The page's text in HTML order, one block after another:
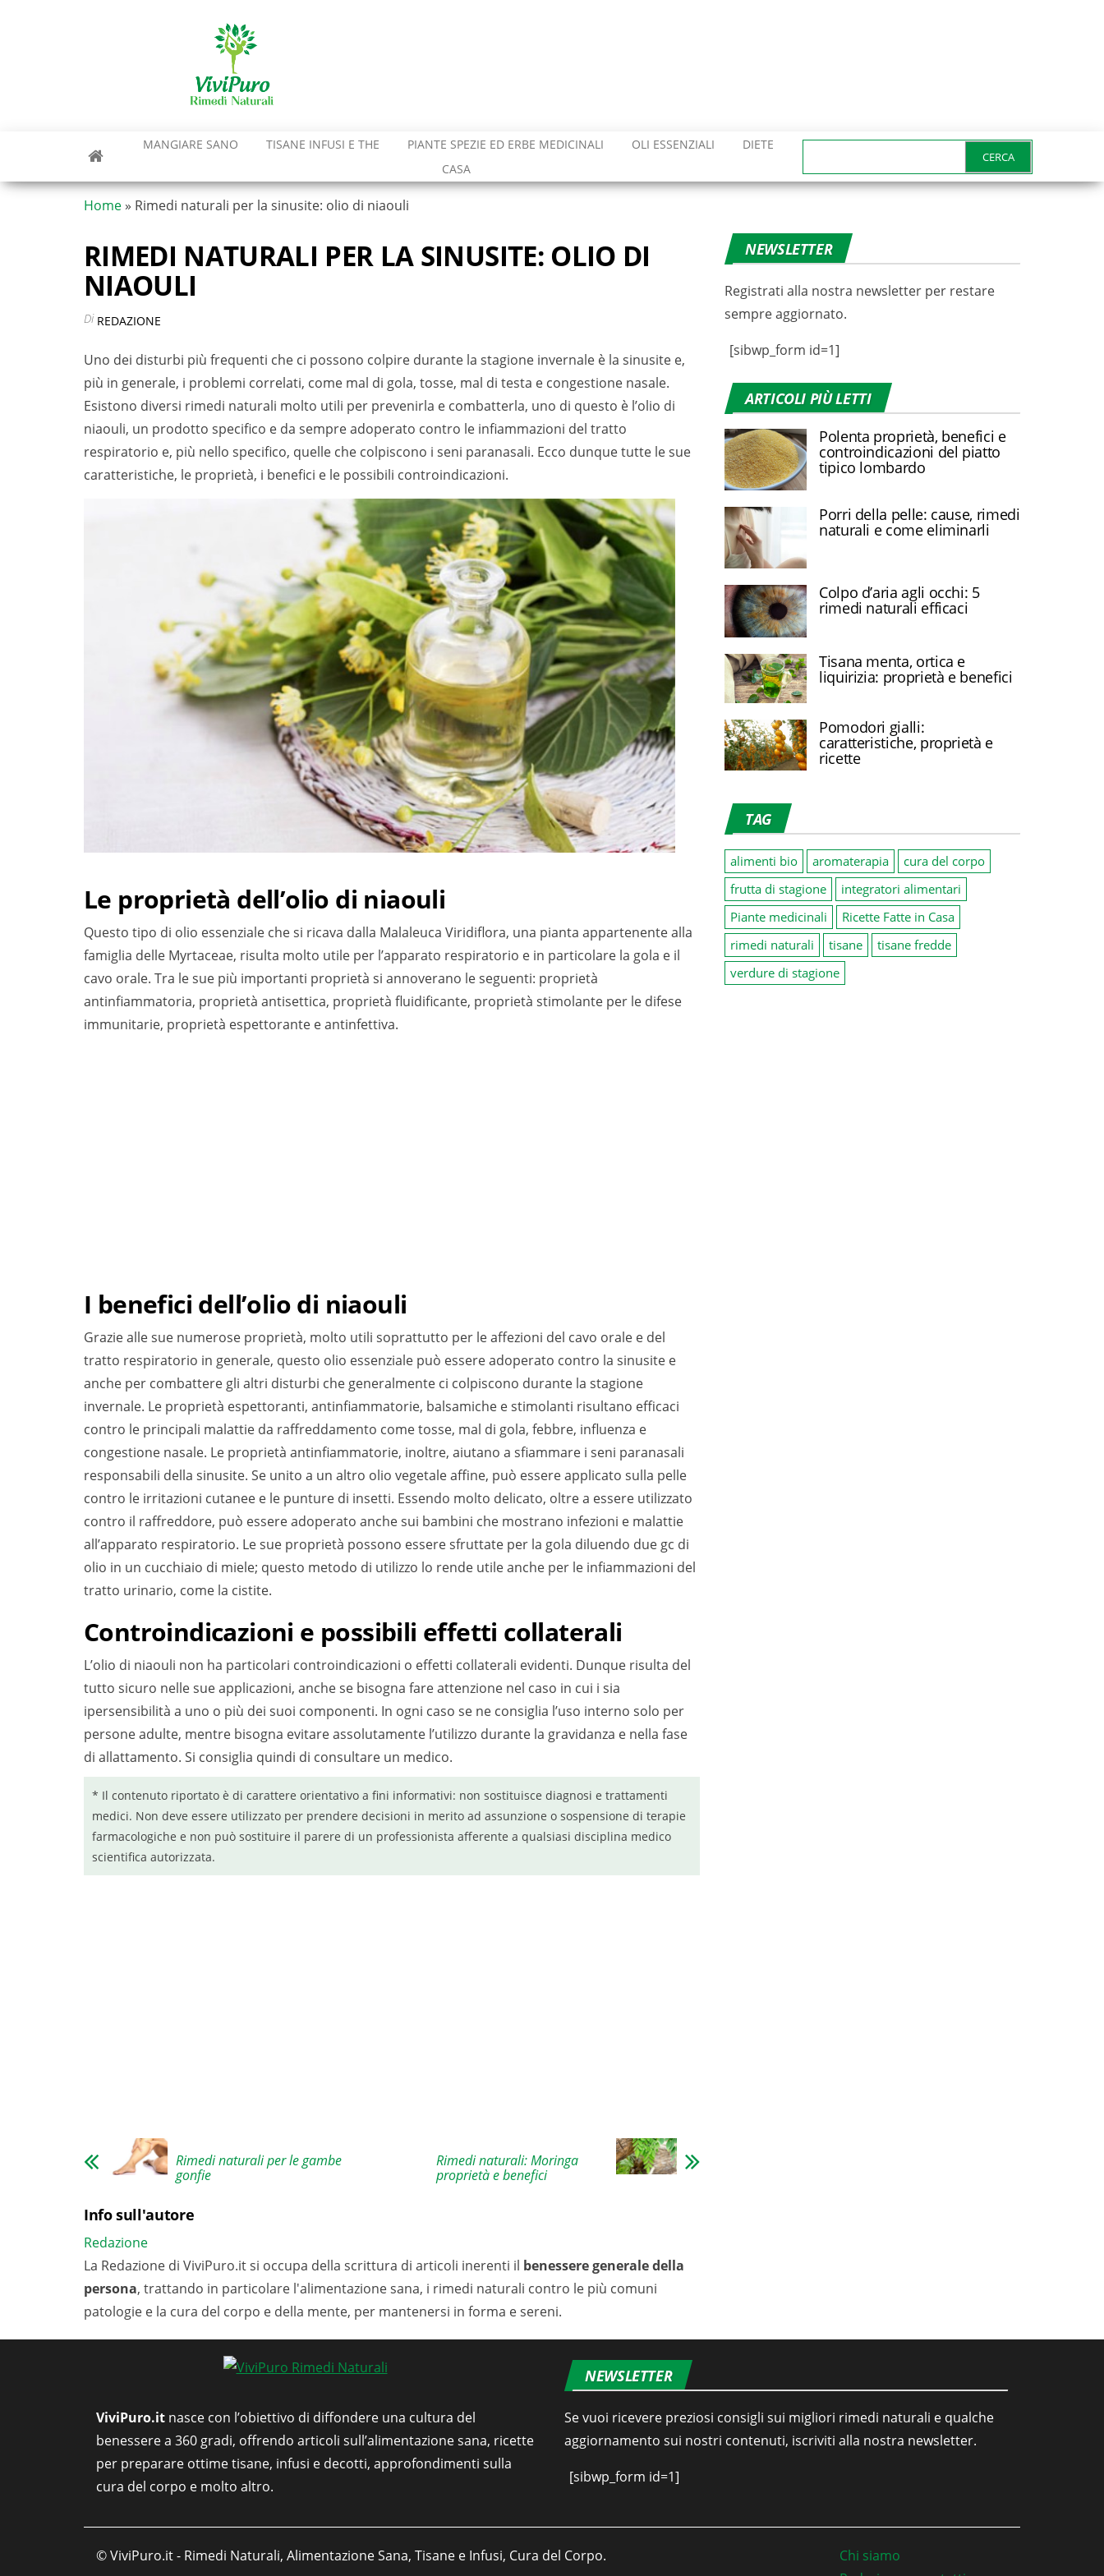
MANGIARE SANO TISANE INFUSI E THE PIANTE SPEZIE ED ERBE MEDICINALI OLI ESSENZIALI
DIETE
CASA
per:
Home » Rimedi naturali per la sinusite: olio di niaouli
RIMEDI NATURALI PER LA SINUSITE: OLIO DI
NIAOULI
Di REDAZIONE
Uno dei disturbi più frequenti che ci possono colpire durante la stagione invernale è la sinusite e,
più in generale, i problemi correlati, come mal di gola, tosse, mal di testa e congestione nasale.
Esistono diversi rimedi naturali molto utili per prevenirla e combatterla, uno di questo è l’olio di
niaouli, un prodotto specifico e da sempre adoperato contro le infiammazioni del tratto
respiratorio e, più nello specifico, quelle che colpiscono i seni paranasali. Ecco dunque tutte le sue
caratteristiche, le proprietà, i benefici e le possibili controindicazioni.
Le proprietà dell’olio di niaouli
Questo tipo di olio essenziale che si ricava dalla Malaleuca Viridiflora, una pianta appartenente alla
famiglia delle Myrtaceae, risulta molto utile per l’apparato respiratorio e in particolare la gola e il
cavo orale. Tra le sue più importanti proprietà si annoverano le seguenti: proprietà
antinfiammatoria, proprietà antisettica, proprietà fluidificante, proprietà stimolante per le difese
immunitarie, proprietà espettorante e antinfettiva.
I benefici dell’olio di niaouli
Grazie alle sue numerose proprietà, molto utili soprattutto per le affezioni del cavo orale e del
tratto respiratorio in generale, questo olio essenziale può essere adoperato contro la sinusite e
anche per combattere gli altri disturbi che generalmente ci colpiscono durante la stagione
invernale. Le proprietà espettoranti, antinfiammatorie, balsamiche e stimolanti risultano efficaci
contro le principali malattie da raffreddamento come tosse, mal di gola, febbre, influenza e
congestione nasale. Le proprietà antinfiammatorie, inoltre, aiutano a sfiammare i seni paranasali
responsabili della sinusite. Se unito a un altro olio vegetale affine, può essere applicato sulla pelle
contro le irritazioni cutanee e le punture di insetti. Essendo molto delicato, oltre a essere utilizzato
contro il raffreddore, può essere adoperato anche sui bambini che mostrano infezioni e malattie
all’apparato respiratorio. Le sue proprietà possono essere sfruttate per la gola diluendo due gc di
olio in un cucchiaio di miele; questo metodo di utilizzo lo rende utile anche per le infiammazioni del
tratto urinario, come la cistite.
Controindicazioni e possibili effetti collaterali
L’olio di niaouli non ha particolari controindicazioni o effetti collaterali evidenti. Dunque risulta del
tutto sicuro nelle sue applicazioni, anche se bisogna fare attenzione nel caso in cui i sia
ipersensibilità a uno o più dei suoi componenti. In ogni caso se ne consiglia l’uso interno solo per
persone adulte, mentre bisogna evitare assolutamente l’utilizzo durante la gravidanza e nella fase
di allattamento. Si consiglia quindi di consultare un medico.
* Il contenuto riportato è di carattere orientativo a fini informativi: non sostituisce diagnosi e trattamenti
medici. Non deve essere utilizzato per prendere decisioni in merito ad assunzione o sospensione di terapie
farmacologiche e non può sostituire il parere di un professionista afferente a qualsiasi disciplina medico
scientifica autorizzata.
Rimedi naturali per le gambe
gonfie
Rimedi naturali: Moringa
proprietà e benefici
Info sull'autore
Redazione
La Redazione di ViviPuro.it si occupa della scrittura di articoli inerenti il benessere generale della
persona, trattando in particolare l'alimentazione sana, i rimedi naturali contro le più comuni
patologie e la cura del corpo e della mente, per mantenersi in forma e sereni.
NEWSLETTER
Registrati alla nostra newsletter per restare
sempre aggiornato.
[sibwp_form id=1]
ARTICOLI PIÙ LETTI
Polenta proprietà, benefici e
controindicazioni del piatto
tipico lombardo
Porri della pelle: cause, rimedi
naturali e come eliminarli
Colpo d’aria agli occhi: 5
rimedi naturali efficaci
Tisana menta, ortica e
liquirizia: proprietà e benefici
Pomodori gialli:
caratteristiche, proprietà e
ricette
TAG
alimenti bio aromaterapia
cura del corpo
frutta di stagione
integratori alimentari
Piante medicinali
Ricette Fatte in Casa
rimedi naturali
tisane
tisane fredde
verdure di stagione
ViviPuro.it nasce con l’obiettivo di diffondere una cultura del
benessere a 360 gradi, offrendo articoli sull’alimentazione sana, ricette
per preparare ottime tisane, infusi e decotti, approfondimenti sulla
cura del corpo e molto altro.
NEWSLETTER
Se vuoi ricevere preziosi consigli sui migliori rimedi naturali e qualche
aggiornamento sui nostri contenuti, iscriviti alla nostra newsletter.
[sibwp_form id=1]
© ViviPuro.it - Rimedi Naturali, Alimentazione Sana, Tisane e Infusi, Cura del Corpo.
Chi siamo